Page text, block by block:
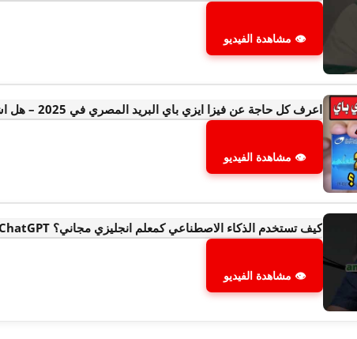
👁 مشاهدة الفيديو
اعرف كل حاجة عن فيزا ايزي باي البريد المصري في 2025 – هل اشتغلت دولي فعلا ؟
👁 مشاهدة الفيديو
كيف تستخدم الذكاء الاصطناعي كمعلم انجليزي مجاني؟ ChatGPT
👁 مشاهدة الفيديو